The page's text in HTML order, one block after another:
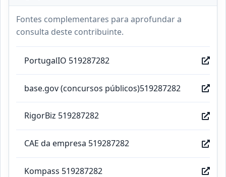
Fontes complementares para aprofundar a
consulta deste contribuinte.
PortugalIO 519287282
base.gov (concursos públicos)519287282
RigorBiz 519287282
CAE da empresa 519287282
Kompass 519287282